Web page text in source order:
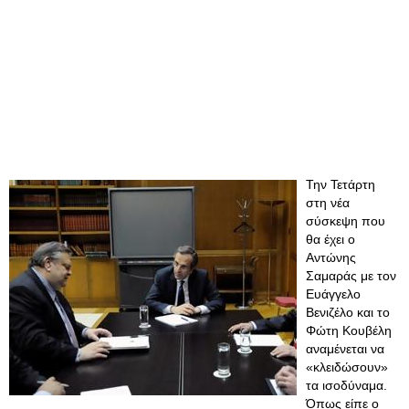
Την Τετάρτη
στη νέα
σύσκεψη που
θα έχει ο
Αντώνης
Σαμαράς με τον
Ευάγγελο
Βενιζέλο και το
Φώτη Κουβέλη
αναμένεται να
«κλειδώσουν»
τα ισοδύναμα.
Όπως είπε ο